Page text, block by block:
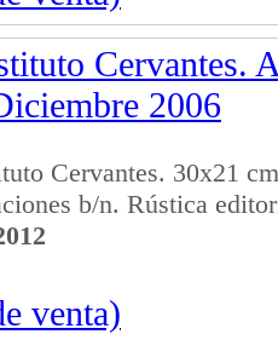
Cervantes.
2006
Cervantes. 30x21
b/n. Rústica
venta)